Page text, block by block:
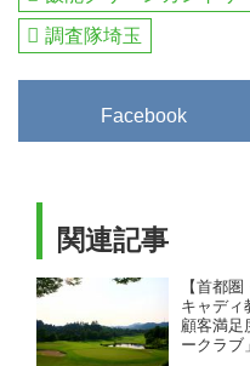
調査隊埼玉
Facebook
関連記事
【首都
キャディ
顧客満足
ークラブ